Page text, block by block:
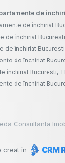
de
de închiriat
de închiriat
de închiriat
de închiriat
închiriat Bucuresti,
de închiriat
Consultanta
creat în